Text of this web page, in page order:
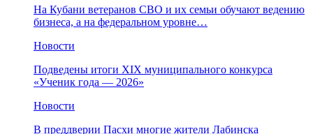
На Кубани ветеранов СВО и их семьи обучают ведению
бизнеса, а на федеральном уровне…
Новости
Подведены итоги XIX муниципального конкурса
«Ученик года — 2026»
Новости
В преддверии Пасхи многие жители Лабинска